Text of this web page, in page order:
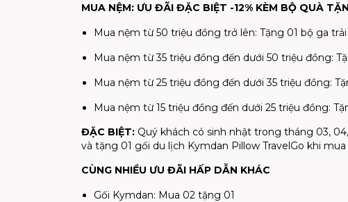
MUA NỆM: ƯU ĐÃI ĐẶC BIỆT -12% KÈM BỘ QUÀ
Mua nệm từ 50 triệu đồng trở lên: Tặng 01 bộ ga
Mua nệm từ 35 triệu đồng đến dưới 50 triệu đồng:
Mua nệm từ 25 triệu đồng đến dưới 35 triệu đồng:
Mua nệm từ 15 triệu đồng đến dưới 25 triệu đồng:
ĐẶC BIỆT: Quý khách có sinh nhật trong tháng 03,
và tặng 01 gối du lịch Kymdan Pillow TravelGo khi
CÙNG NHIỀU ƯU ĐÃI HẤP DẪN KHÁC
Gối Kymdan: Mua 02 tặng 01